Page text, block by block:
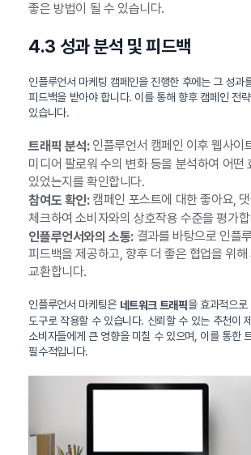
좋은 방법이 될 수 있습니다.
4.3 성과 분석 및 피드백
인플루언서 마케팅 캠페인을 진행한 후에는 그 성과
피드백을 받아야 합니다. 이를 통해 향후 캠페인 전
있습니다.
트래픽 분석:인플루언서 캠페인 이후 웹사이
미디어 팔로워 수의 변화 등을 분석하여 어떤
있었는지를 확인합니다.
참여도 확인:캠페인 포스트에 대한 좋아요,
체크하여 소비자와의 상호작용 수준을 평가
인플루언서와의 소통:결과를 바탕으로 인플
피드백을 제공하고, 향후 더 좋은 협업을 위해
교환합니다.
인플루언서 마케팅은 네트워크 트래픽을 효과적으
도구로 작용할 수 있습니다. 신뢰할 수 있는 추천이
소비자들에게 큰 영향을 미칠 수 있으며, 이를 통한
필수적입니다.